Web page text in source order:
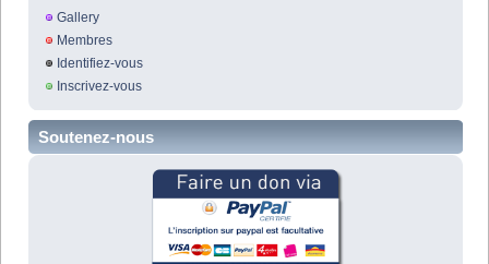
Gallery
Membres
Identifiez-vous
Inscrivez-vous
Soutenez-nous